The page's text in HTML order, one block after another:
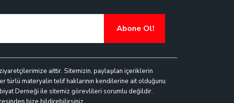
Abone Ol!
aittir. Sitemizin, paylaşılan içeriklerin
türlü materyalin telif haklarının kendilerine ait olduğunu
Derneği ile sitemiz görevlileri sorumlu değildir.